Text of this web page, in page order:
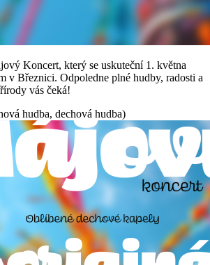
Koncert, který se uskuteční 1. května
v Březnici. Odpoledne plné hudby, radosti a
vás čeká!
hudba, dechová hudba)